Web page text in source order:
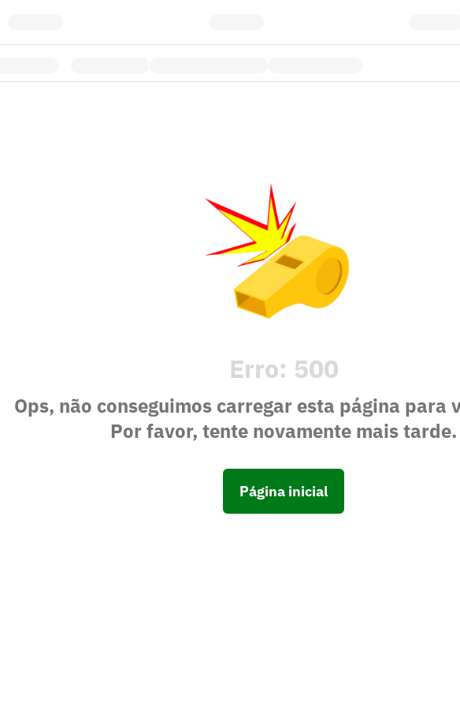
Erro: 500
Ops, não conseguimos carregar esta página para
Por favor, tente novamente mais tarde.
Página inicial